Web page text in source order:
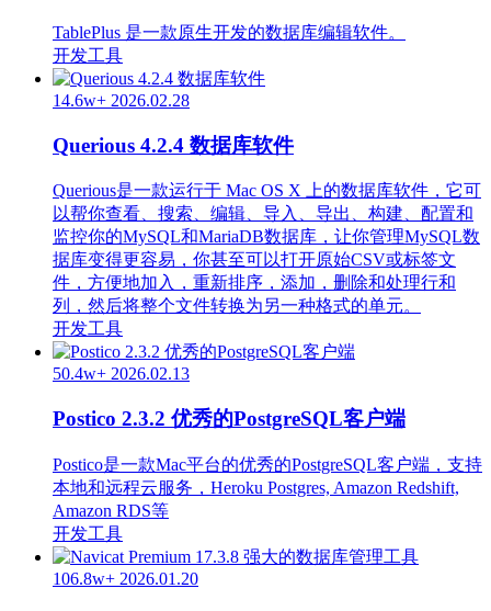
TablePlus 是一款原生开发的数据库编辑软件。
开发工具
14.6w+ 2026.02.28
Querious 4.2.4 数据库软件
Querious是一款运行于 Mac OS X 上的数据库软件，它可
以帮你查看、搜索、编辑、导入、导出、构建、配置和
监控你的MySQL和MariaDB数据库，让你管理MySQL数
据库变得更容易，你甚至可以打开原始CSV或标签文
件，方便地加入，重新排序，添加，删除和处理行和
列，然后将整个文件转换为另一种格式的单元。
开发工具
50.4w+ 2026.02.13
Postico 2.3.2 优秀的PostgreSQL客户端
Postico是一款Mac平台的优秀的PostgreSQL客户端，支持
本地和远程云服务，Heroku Postgres, Amazon Redshift,
Amazon RDS等
开发工具
106.8w+ 2026.01.20